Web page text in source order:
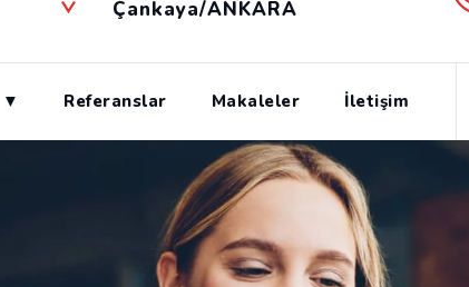
Çankaya/ANKARA
▼ Referanslar Makaleler İletişim